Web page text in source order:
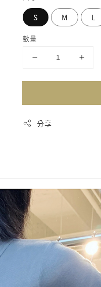
S M L
數量
分享